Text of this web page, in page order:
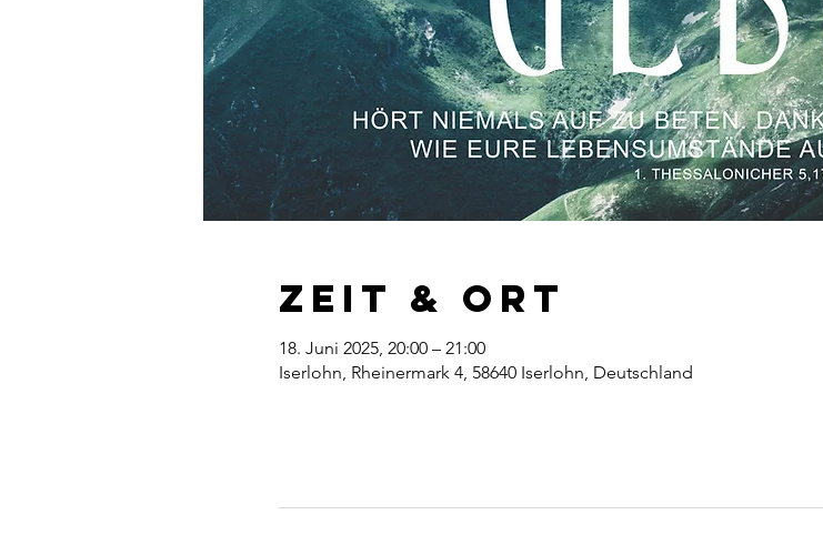
Zeit & Ort
18. Juni 2025, 20:00 – 21:00
Iserlohn, Rheinermark 4, 58640 Iserlohn, Deutschland